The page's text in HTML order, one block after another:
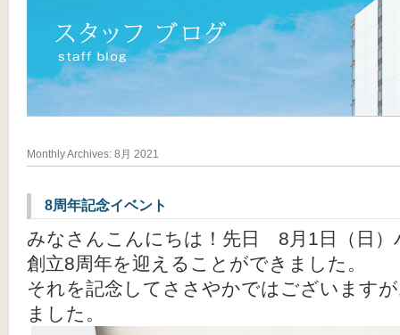
Monthly Archives: 8月 2021
8周年記念イベント
みなさんこんにちは！先日 8月1日（日）
創立8周年を迎えることができました。
それを記念してささやかではございます
ました。